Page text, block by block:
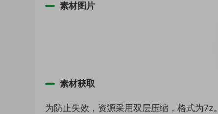
素材图片
素材获取
为防止失效，资源采用双层压缩，格式为7z。